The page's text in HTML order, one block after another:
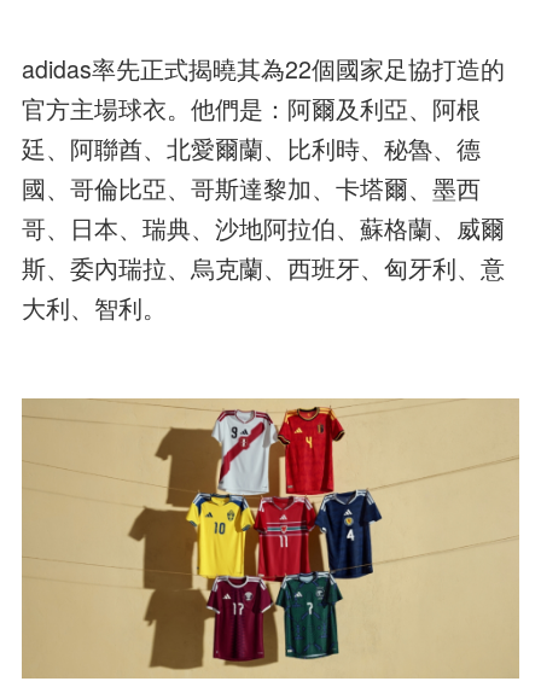
adidas率先正式揭曉其為22個國家足協打造的
官方主場球衣。他們是：阿爾及利亞、阿根
廷、阿聯酋、北愛爾蘭、比利時、秘魯、德
國、哥倫比亞、哥斯達黎加、卡塔爾、墨西
哥、日本、瑞典、沙地阿拉伯、蘇格蘭、威爾
斯、委內瑞拉、烏克蘭、西班牙、匈牙利、意
大利、智利。